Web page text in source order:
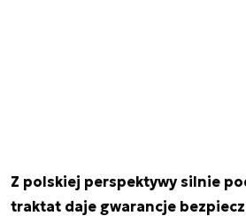
Z polskiej perspektywy silnie
traktat daje gwarancje